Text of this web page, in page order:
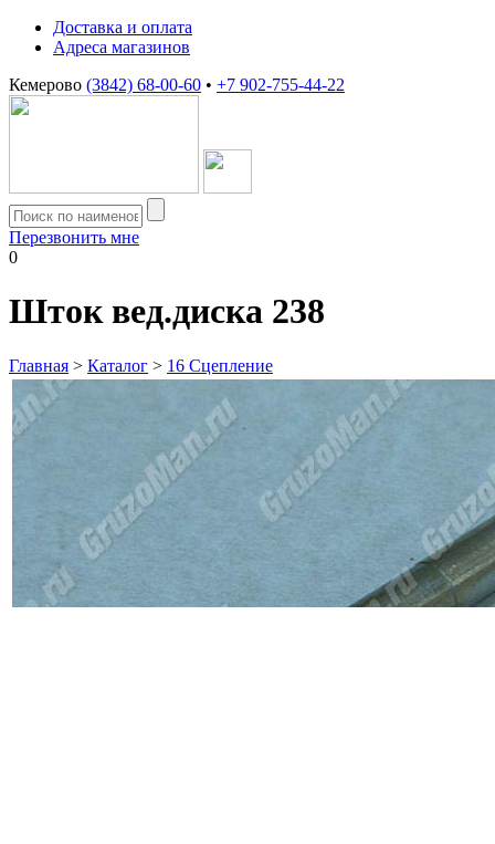
Доставка и оплата
Адреса магазинов
Кемерово (3842) 68-00-60 • +7 902-755-44-22
Перезвонить мне
0
Шток вед.диска 238
Главная > Каталог > 16 Сцепление